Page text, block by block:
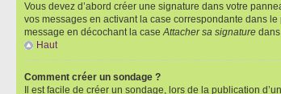
Vous devez d’abord créer une signature dans votre
vos messages en activant la case correspondante dans
message en décochant la caseAttacher sa signature
Haut
Comment créer un sondage ?
Il est facile de créer un sondage, lors de la publication